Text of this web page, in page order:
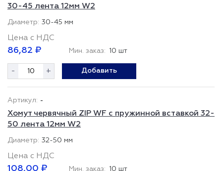
30-45 лента 12мм W2
30-45 мм
Цена с НДС
86,82 ₽ Мин. заказ: 10 шт
- + Добавить
-
Хомут червячный ZIP WF с пружинной вставкой 32-
50 лента 12мм W2
32-50 мм
Цена с НДС
108,00 ₽ Мин. заказ: 10 шт